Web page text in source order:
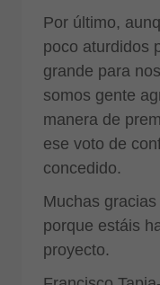
Por último,
poco aturdidos
grande para
somos gente
manera de
ese voto de
concedido.
Muchas
porque estáis
proyecto.